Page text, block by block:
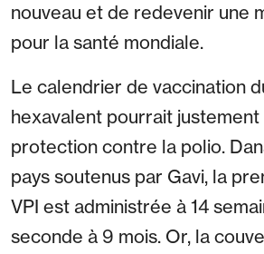
nouveau et de redevenir une
pour la santé mondiale.
Le calendrier de vaccination
hexavalent pourrait
protection contre la polio.
pays soutenus par Gavi, la
VPI est administrée à 14
seconde à 9 mois. Or, la